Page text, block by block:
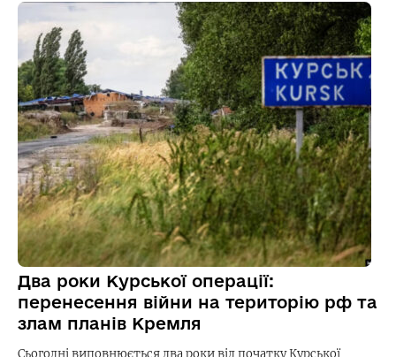
Два роки Курської операції:
перенесення війни на територію рф та
злам планів Кремля
Сьогодні виповнюється два роки від початку Курської